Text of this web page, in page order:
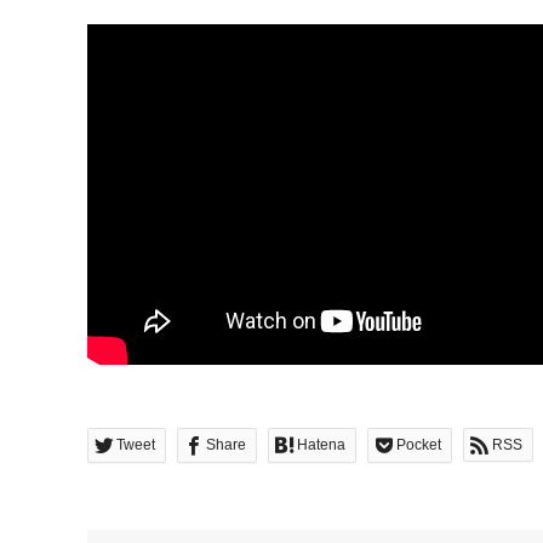
Tweet Share Hatena Pocket RSS